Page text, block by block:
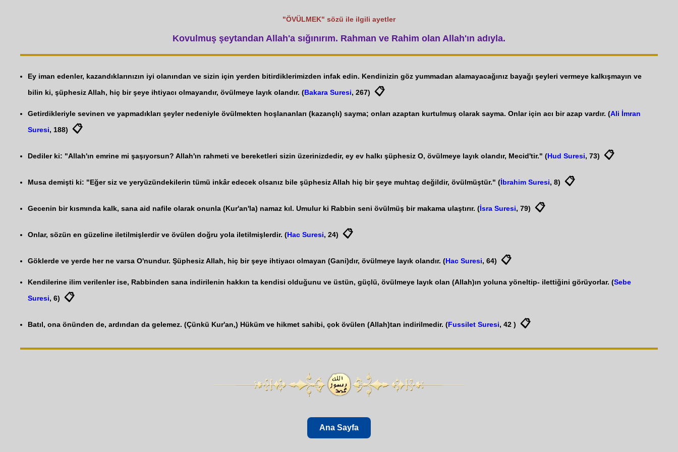
"ÖVÜLMEK" sözü ile ilgili ayetler
Kovulmuş şeytandan Allah'a sığınırım. Rahman ve Rahim olan Allah'ın adıyla.
Ey iman edenler, kazandıklarınızın iyi olanından ve sizin için yerden bitirdiklerimizden infak edin. Kendinizin göz yummadan alamayacağınız bayağı şeyleri vermeye kalkışmayın ve
bilin ki, şüphesiz Allah, hiç bir şeye ihtiyacı olmayandır, övülmeye layık olandır. (Bakara Suresi, 267) 📋
Getirdikleriyle sevinen ve yapmadıkları şeyler nedeniyle övülmekten hoşlananları (kazançlı) sayma; onları azaptan kurtulmuş olarak sayma. Onlar için acı bir azap vardır. (Ali İmran
Suresi, 188) 📋
Dediler ki: "Allah'ın emrine mi şaşıyorsun? Allah'ın rahmeti ve bereketleri sizin üzerinizdedir, ey ev halkı şüphesiz O, övülmeye layık olandır, Mecid'tir." (Hud Suresi, 73) 📋
Musa demişti ki: "Eğer siz ve yeryüzündekilerin tümü inkâr edecek olsanız bile şüphesiz Allah hiç bir şeye muhtaç değildir, övülmüştür." (İbrahim Suresi, 8) 📋
Gecenin bir kısmında kalk, sana aid nafile olarak onunla (Kur'an'la) namaz kıl. Umulur ki Rabbin seni övülmüş bir makama ulaştırır. (İsra Suresi, 79) 📋
Onlar, sözün en güzeline iletilmişlerdir ve övülen doğru yola iletilmişlerdir. (Hac Suresi, 24) 📋
Göklerde ve yerde her ne varsa O'nundur. Şüphesiz Allah, hiç bir şeye ihtiyacı olmayan (Gani)dır, övülmeye layık olandır. (Hac Suresi, 64) 📋
Kendilerine ilim verilenler ise, Rabbinden sana indirilenin hakkın ta kendisi olduğunu ve üstün, güçlü, övülmeye layık olan (Allah)ın yoluna yöneltip- ilettiğini görüyorlar. (Sebe
Suresi, 6) 📋
Batıl, ona önünden de, ardından da gelemez. (Çünkü Kur'an,) Hüküm ve hikmet sahibi, çok övülen (Allah)tan indirilmedir. (Fussilet Suresi, 42 ) 📋
Ana Sayfa